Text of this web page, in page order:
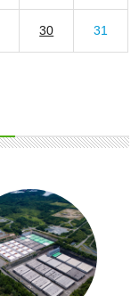
30 31